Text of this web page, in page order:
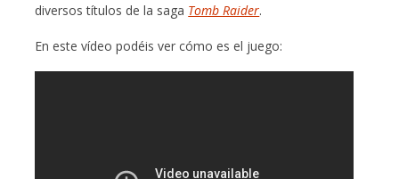
diversos títulos de la saga Tomb Raider.
En este vídeo podéis ver cómo es el juego: